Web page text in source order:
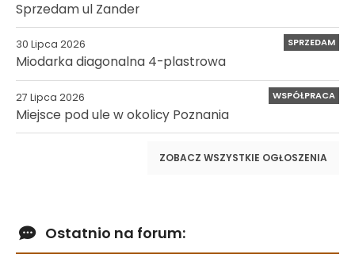
Sprzedam ul Zander
30 Lipca 2026 SPRZEDAM
Miodarka diagonalna 4-plastrowa
27 Lipca 2026 WSPÓŁPRACA
Miejsce pod ule w okolicy Poznania
ZOBACZ WSZYSTKIE OGŁOSZENIA
Ostatnio na forum: